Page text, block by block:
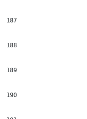
187
188
189
190